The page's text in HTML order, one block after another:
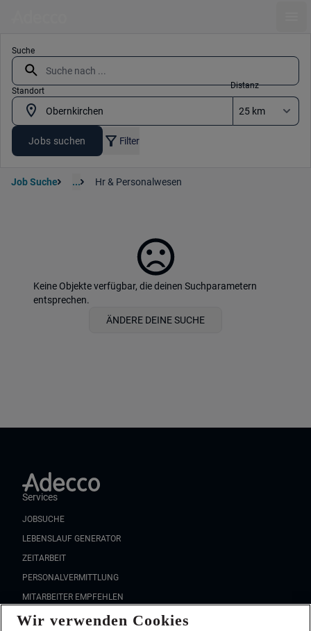
Suche
Standort
Distanz
Jobs suchen Filter
Job Suche ... Hr & Personalwesen
Keine Objekte verfügbar, die deinen Suchparametern
entsprechen.
ÄNDERE DEINE SUCHE
Services
JOBSUCHE
LEBENSLAUF GENERATOR
ZEITARBEIT
PERSONALVERMITTLUNG
MITARBEITER EMPFEHLEN
FAQ
Wir stellen ein!
Wir verwenden Cookies